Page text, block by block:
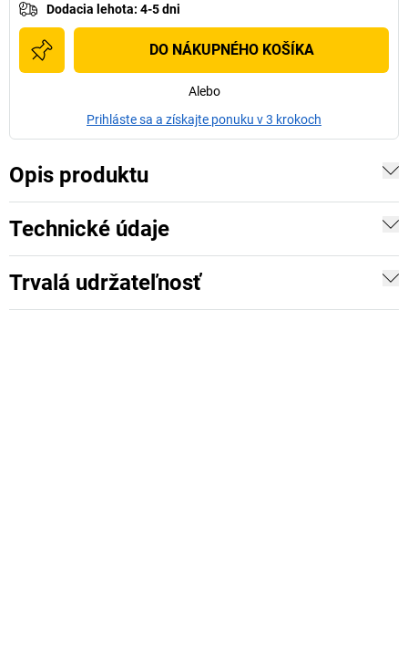
Dodacia lehota: 4-5 dni
DO NÁKUPNÉHO KOŠÍKA
Alebo
Prihláste sa a získajte ponuku v 3 krokoch
Opis produktu
Technické údaje
Trvalá udržateľnosť